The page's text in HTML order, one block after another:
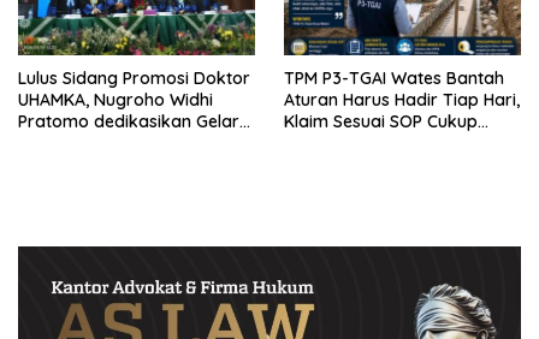
Lulus Sidang Promosi Doktor
UHAMKA, Nugroho Widhi
Pratomo dedikasikan Gelar
TPM P3-TGAI Wates Bantah
Aturan Harus Hadir Tiap Hari,
Klaim Sesuai SOP Cukup